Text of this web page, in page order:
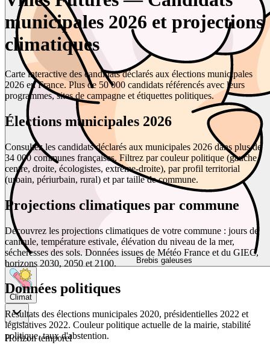
Brebis galeuses
Climat
Horizon temporel
municipales 2026 et projections
climatiques
Carte interactive des candidats déclarés aux élections municipales
2026 en France. Plus de 50 000 candidats référencés avec leurs
programmes, sites de campagne et étiquettes politiques.
Élections municipales 2026
Consultez les candidats déclarés aux municipales 2026 dans plus de
34 000 communes françaises. Filtrez par couleur politique (gauche,
centre, droite, écologistes, extrême-droite), par profil territorial
(urbain, périurbain, rural) et par taille de commune.
Projections climatiques par commune
Découvrez les projections climatiques de votre commune : jours de
canicule, température estivale, élévation du niveau de la mer,
sécheresses des sols. Données issues de Météo France et du GIEC,
horizons 2030, 2050 et 2100.
Données politiques
Résultats des élections municipales 2020, présidentielles 2022 et
législatives 2022. Couleur politique actuelle de la mairie, stabilité
politique, taux d'abstention.